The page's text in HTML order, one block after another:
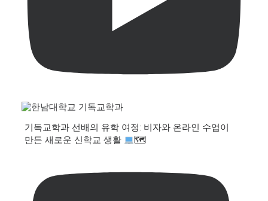
기독교학과 선배의 유학 여정: 비자와 온라인 수업이
만든 새로운 신학교 생활
🗺